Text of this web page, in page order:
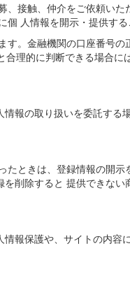
接触、仲介をご依頼い
人情報を開示・提供する
。金融機関の口座番号
理的に判断できる場合に
報の取り扱いを委託す
ときは、登録情報の開
削除すると 提供できな
報保護や、サイトの内容